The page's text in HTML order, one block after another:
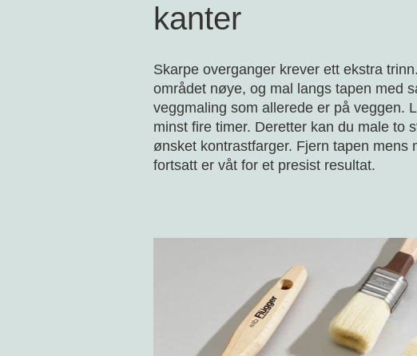
kanter
Skarpe overganger krever ett ekstra
området nøye, og mal langs tapen med
veggmaling som allerede er på veggen.
minst fire timer. Deretter kan du male to
ønsket kontrastfarger. Fjern tapen mens
fortsatt er våt for et presist resultat.